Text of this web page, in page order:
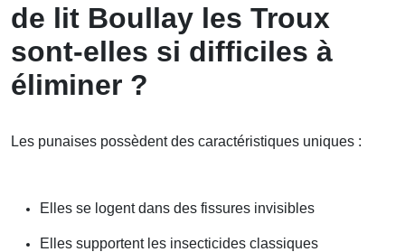
de lit Boullay les Troux
sont-elles si difficiles à
éliminer ?
Les punaises possèdent des caractéristiques uniques :
Elles se logent dans des fissures invisibles
Elles supportent les insecticides classiques